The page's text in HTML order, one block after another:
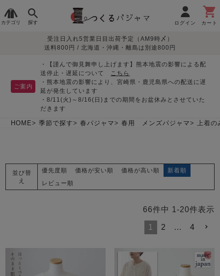
カテゴリ 探す ログイン カート
レディースパジャマ
冬
生地で
さがす
目的別で
さがす
敏感肌用
パジャマ
入院・介護
胸が目立たない
マタニティ
パジャマ
眠れる作務衣特集
体型別におすすめパジ
デザインで
さがす
夏パジャマ特集 つくるパジャマとは
お支払い・送料・配送
について
よくあるご質問
受注日入れ5営業日目出荷予定（AM9時〆）
送料800円 / 北海道・沖縄・離島は別途800円
ご案内
・【謹んで御見舞申し上げます】熊本地震の影響による配
送停止・遅延について こちら
・熊本地震の影響により、宮崎県・鹿児島県への配送に遅
延が発生しています
・8/11(火)～8/16(日)までの期間をお盆休みとさせていた
だきます
HOME 季節で探す 春パジャマ 春用 メンズパジャマ 上着の
並び替
え
優先度順 価格が安い順 価格が高い順
新着順
レビュー順
66件中 1 -20件表示
1 2 … 4